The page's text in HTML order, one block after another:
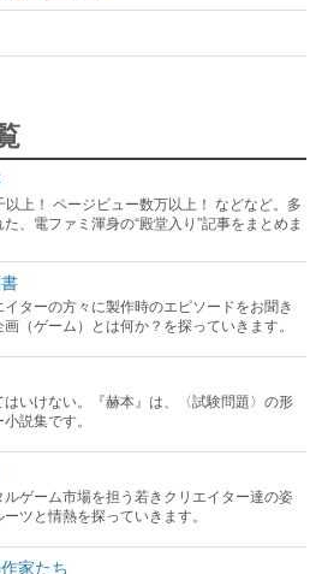
上！ ページビュー数万以上！ などなど。多
、電ファミ渾身の“殿堂入り”記事をまとめま
ターの方々に製作時のエピソードをお聞き
（ゲーム）とは何か？を探っていきます。
はいけない。『赫本』は、〈試験問題〉の形
説集です。
ルゲーム市場を担う若きクリエイター達の姿
ツと情熱を探っていきます。
家たち